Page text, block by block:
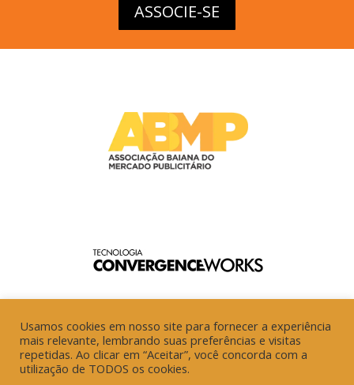
ASSOCIE-SE
Usamos cookies em nosso site para fornecer a experiência
mais relevante, lembrando suas preferências e visitas
repetidas. Ao clicar em “Aceitar”, você concorda com a
utilização de TODOS os cookies.